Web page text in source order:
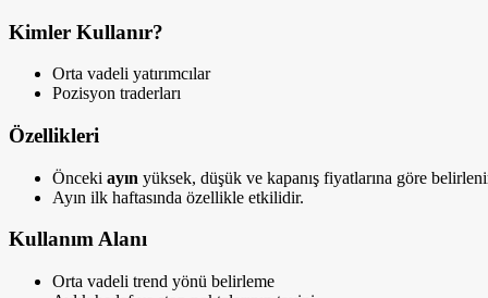
Kimler Kullanır?
Orta vadeli yatırımcılar
Pozisyon traderları
Özellikleri
Önceki ayın yüksek, düşük ve kapanış fiyatlarına göre
Ayın ilk haftasında özellikle etkilidir.
Kullanım Alanı
Orta vadeli trend yönü belirleme